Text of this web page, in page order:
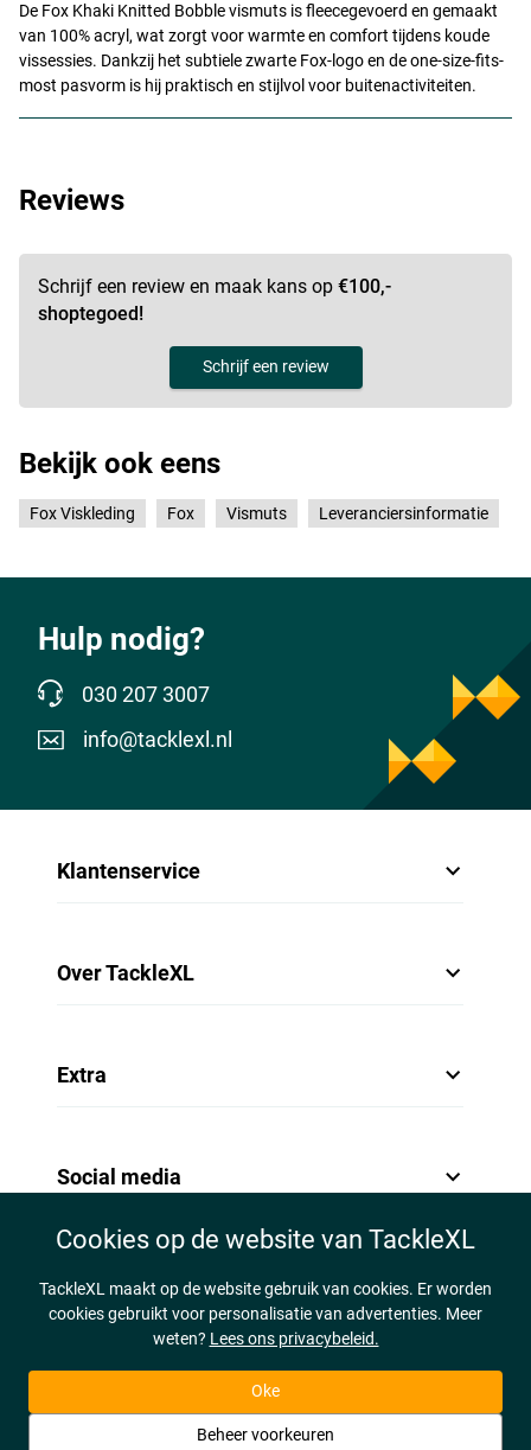
De Fox Khaki Knitted Bobble vismuts is fleecegevoerd en gemaakt
van 100% acryl, wat zorgt voor warmte en comfort tijdens koude
vissessies. Dankzij het subtiele zwarte Fox-logo en de one-size-fits-
most pasvorm is hij praktisch en stijlvol voor buitenactiviteiten.
Reviews
Schrijf een review en maak kans op €100,-
shoptegoed!
Schrijf een review
Bekijk ook eens
Fox Viskleding Fox Vismuts Leveranciersinformatie
Hulp nodig?
030 207 3007
info@tacklexl.nl
Klantenservice
Over TackleXL
Extra
Social media
Cookies op de website van TackleXL
TackleXL maakt op de website gebruik van cookies. Er worden
cookies gebruikt voor personalisatie van advertenties. Meer
weten? Lees ons privacybeleid.
Oke
Beheer voorkeuren